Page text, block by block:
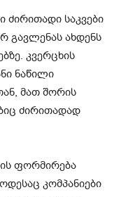
საკვები
გავლენას ახდენს
კვერცხის
ნაწილი
მათ შორის
ძირითადად
ფორმირება
კომპანიები